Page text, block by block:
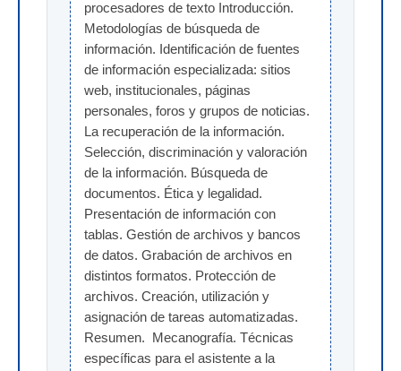
procesadores de texto Introducción.
Metodologías de búsqueda de
información. Identificación de fuentes
de información especializada: sitios
web, institucionales, páginas
personales, foros y grupos de noticias.
La recuperación de la información.
Selección, discriminación y valoración
de la información. Búsqueda de
documentos. Ética y legalidad.
Presentación de información con
tablas. Gestión de archivos y bancos
de datos. Grabación de archivos en
distintos formatos. Protección de
archivos. Creación, utilización y
asignación de tareas automatizadas.
Resumen.  Mecanografía. Técnicas
específicas para el asistente a la